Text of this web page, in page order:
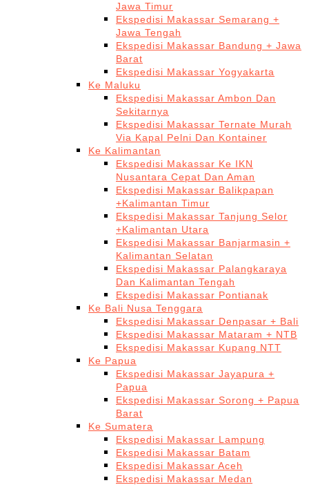
Jawa Timur
Ekspedisi Makassar Semarang +
Jawa Tengah
Ekspedisi Makassar Bandung + Jawa
Barat
Ekspedisi Makassar Yogyakarta
Ke Maluku
Ekspedisi Makassar Ambon Dan
Sekitarnya
Ekspedisi Makassar Ternate Murah
Via Kapal Pelni Dan Kontainer
Ke Kalimantan
Ekspedisi Makassar Ke IKN
Nusantara Cepat Dan Aman
Ekspedisi Makassar Balikpapan
+Kalimantan Timur
Ekspedisi Makassar Tanjung Selor
+Kalimantan Utara
Ekspedisi Makassar Banjarmasin +
Kalimantan Selatan
Ekspedisi Makassar Palangkaraya
Dan Kalimantan Tengah
Ekspedisi Makassar Pontianak
Ke Bali Nusa Tenggara
Ekspedisi Makassar Denpasar + Bali
Ekspedisi Makassar Mataram + NTB
Ekspedisi Makassar Kupang NTT
Ke Papua
Ekspedisi Makassar Jayapura +
Papua
Ekspedisi Makassar Sorong + Papua
Barat
Ke Sumatera
Ekspedisi Makassar Lampung
Ekspedisi Makassar Batam
Ekspedisi Makassar Aceh
Ekspedisi Makassar Medan